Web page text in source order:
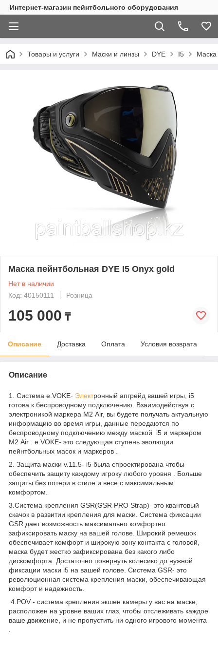
Интернет-магазин пейнтбольного оборудования
Товары и услуги Маски и линзы DYE I5 Маска
Маска пейнтбольная DYE I5 Onyx gold
Нет в наличии
Код: 40150111
Розница
105 000 ₸
Описание Доставка Оплата Условия возврата
Описание
1. Система e.VOKE- Электронный апгрейд вашей игры, i5
готова к беспроводному подключению. Взаимодействуя с
электроникой маркера М2 Air, вы будете получать актуальную
информацию во время игры, данные передаются по
беспроводному подключению между маской
i5 и маркером
М2 Air . e.VOKE- это следующая ступень эволюции
пейнтбольных масок и маркеров .
2. Защита маски v.11.5- i5 была спроектирована чтобы
обеспечить защиту каждому игроку любого уровня . Больше
защиты без потери в стиле и весе с максимальным
комфортом.
3.Система крепления GSR(GSR PRO Strap)- это квантовый
скачок в развитии крепления для маски. Система фиксации
GSR дает возможность максимально комфортно
зафиксировать маску на вашей голове. Широкий ремешок
обеспечивает комфорт и широкую зону контакта с головой,
маска будет жестко зафиксирована без какого либо
дискомфорта. Достаточно повернуть колесико до нужной
фиксации маски i5 на вашей голове. Система GSR- это
революционная система крепления маски, обеспечивающая
комфорт и надежность.
4.POV - система крепления экшен камеры у вас на маске,
расположен на уровне ваших глаз, чтобы отслеживать каждое
ваше движение, и не пропустить ни одного игрового момента